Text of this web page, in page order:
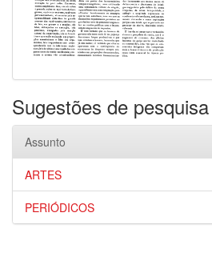
Sugestões de pesquisa
Assunto
ARTES
PERIÓDICOS